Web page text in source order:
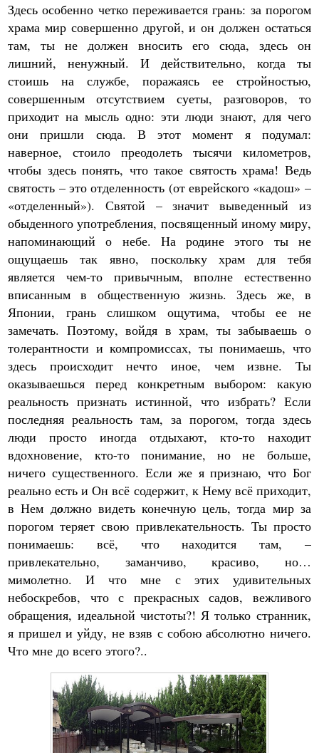
Здесь особенно четко переживается грань: за порогом
храма мир совершенно другой, и он должен остаться
там, ты не должен вносить его сюда, здесь он
лишний, ненужный. И действительно, когда ты
стоишь на службе, поражаясь ее стройностью,
совершенным отсутствием суеты, разговоров, то
приходит на мысль одно: эти люди знают, для чего
они пришли сюда. В этот момент я подумал:
наверное, стоило преодолеть тысячи километров,
чтобы здесь понять, что такое святость храма! Ведь
святость – это отделенность (от еврейского «кадош» –
«отделенный»). Святой – значит выведенный из
обыденного употребления, посвященный иному миру,
напоминающий о небе. На родине этого ты не
ощущаешь так явно, поскольку храм для тебя
является чем-то привычным, вполне естественно
вписанным в общественную жизнь. Здесь же, в
Японии, грань слишком ощутима, чтобы ее не
замечать. Поэтому, войдя в храм, ты забываешь о
толерантности и компромиссах, ты понимаешь, что
здесь происходит нечто иное, чем извне. Ты
оказываешься перед конкретным выбором: какую
реальность признать истинной, что избрать? Если
последняя реальность там, за порогом, тогда здесь
люди просто иногда отдыхают, кто-то находит
вдохновение, кто-то понимание, но не больше,
ничего существенного. Если же я признаю, что Бог
реально есть и Он всё содержит, к Нему всё приходит,
в Нем должно видеть конечную цель, тогда мир за
порогом теряет свою привлекательность. Ты просто
понимаешь: всё, что находится там, –
привлекательно, заманчиво, красиво, но…
мимолетно. И что мне с этих удивительных
небоскребов, что с прекрасных садов, вежливого
обращения, идеальной чистоты?! Я только странник,
я пришел и уйду, не взяв с собою абсолютно ничего.
Что мне до всего этого?..